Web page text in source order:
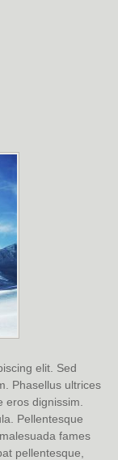
elit. Sed
Phasellus ultrices
dignissim.
Pellentesque
fames
pellentesque,